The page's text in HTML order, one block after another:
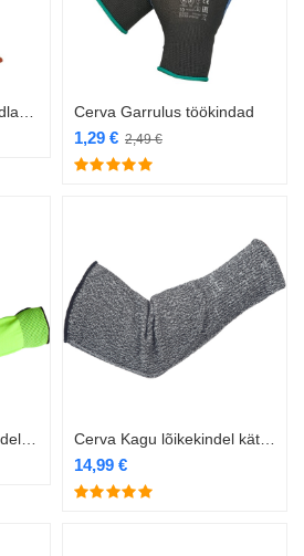
Cerva Garrulus töökindad
2,49€
1,29 €
14,99 €